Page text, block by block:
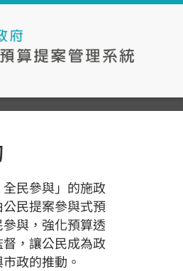
民參與」的施政
民提案參與式預
與，強化預算透
，讓公民成為政
政的推動。